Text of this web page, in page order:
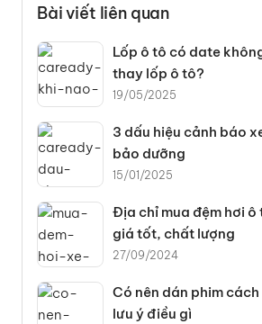
Bài viết liên quan
Lốp ô tô có date
thay lốp ô tô?
19/05/2025
3 dấu hiệu cảnh báo
bảo dưỡng
15/01/2025
Địa chỉ mua đệm hơi ô
giá tốt, chất lượng
27/09/2024
Có nên dán phim
lưu ý điều gì